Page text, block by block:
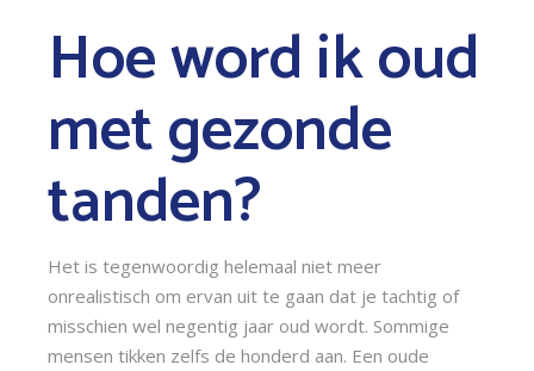
Hoe word ik oud
met gezonde
tanden?
Het is tegenwoordig helemaal niet meer
onrealistisch om ervan uit te gaan dat je tachtig of
misschien wel negentig jaar oud wordt. Sommige
mensen tikken zelfs de honderd aan. Een oude